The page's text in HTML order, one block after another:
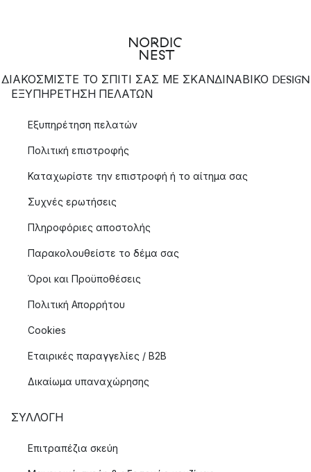
ΔΙΑΚΟΣΜΙΣΤΕ ΤΟ ΣΠΙΤΙ ΣΑΣ ΜΕ ΣΚΑΝΔΙΝΑΒΙΚΟ DESIGN
ΕΞΥΠΗΡΈΤΗΣΗ ΠΕΛΑΤΏΝ
Εξυπηρέτηση πελατών
Πολιτική επιστροφής
Καταχωρίστε την επιστροφή ή το αίτημα σας
Συχνές ερωτήσεις
Πληροφόριες αποστολής
Παρακολουθείστε το δέμα σας
Όροι και Προϋποθέσεις
Πολιτική Απορρήτου
Cookies
Εταιρικές παραγγελίες / B2B
Δικαίωμα υπαναχώρησης
ΣΥΛΛΟΓΉ
Επιτραπέζια σκεύη